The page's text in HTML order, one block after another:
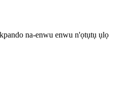
na-enwu enwu n'ọtụtụ ụlọ